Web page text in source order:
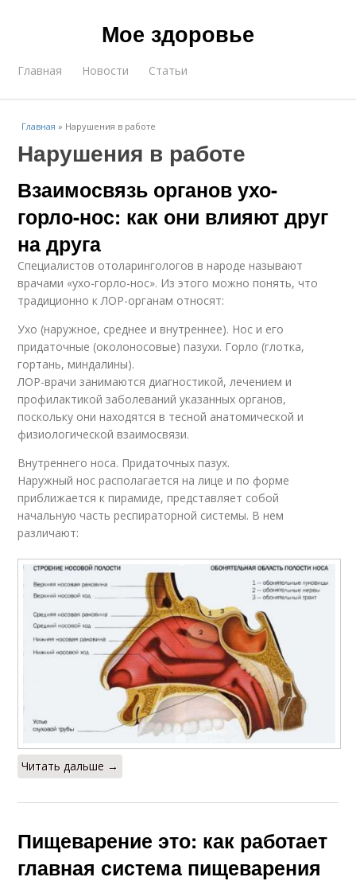
Мое здоровье
Главная Новости Статьи
Главная » Нарушения в работе
Нарушения в работе
Взаимосвязь органов ухо-
горло-нос: как они влияют друг
на друга
Специалистов отоларингологов в народе называют
врачами «ухо-горло-нос». Из этого можно понять, что
традиционно к ЛОР-органам относят:
Ухо (наружное, среднее и внутреннее). Нос и его
придаточные (околоносовые) пазухи. Горло (глотка,
гортань, миндалины).
ЛОР-врачи занимаются диагностикой, лечением и
профилактикой заболеваний указанных органов,
поскольку они находятся в тесной анатомической и
физиологической взаимосвязи.
Внутреннего носа. Придаточных пазух.
Наружный нос располагается на лице и по форме
приближается к пирамиде, представляет собой
начальную часть респираторной системы. В нем
различают:
Читать дальше →
Пищеварение это: как работает
главная система пищеварения